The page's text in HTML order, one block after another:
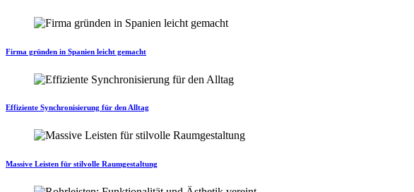
Firma gründen in Spanien leicht gemacht
Effiziente Synchronisierung für den Alltag
Massive Leisten für stilvolle Raumgestaltung